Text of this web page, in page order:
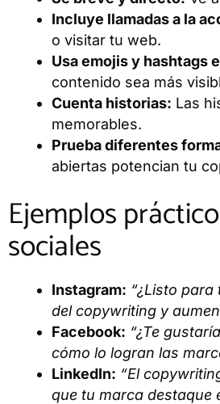
Incluye llamadas a la
o visitar tu web.
Usa emojis y hashtags
contenido sea más
Cuenta historias: Las
memorables.
Prueba diferentes
abiertas potencian tu
Ejemplos
sociales
Instagram: “¿Listo
del copywriting y
Facebook: “¿Te
cómo lo logran las
LinkedIn: “El
que tu marca destaque